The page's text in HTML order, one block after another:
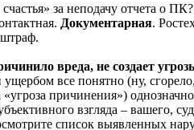
за неподачу отчета о
Документарная.
вреда, не создает
все понятно (ну,
«угроза причинения»)
взгляда – вашего,
список выявленных